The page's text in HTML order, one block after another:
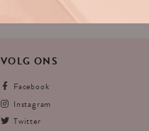
VOLG ONS
Facebook
Instagram
Twitter